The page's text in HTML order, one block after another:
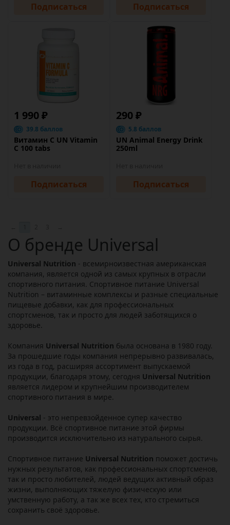
Подписаться Подписаться
1 990 ₽
39.8 баллов
Витамин C UN Vitamin
C 100 tabs
Подписаться
290 ₽
5.8 баллов
UN Animal Energy Drink
250ml
Подписаться
О бренде Universal
Universal Nutrition - всемирноизвестная американская
компания, является одной из самых крупных в отрасли
спортивного питания. Спортивное питание Universal
Nutrition – витаминные комплексы и разные специальные
пищевые добавки, как для профессиональных
спортсменов, так и просто для людей заботящихся о
здоровье.
Компания Universal Nutrition была основана в 1980 году.
За прошедшие годы компания непрерывно развивалась,
из года в год, расширяя ассортимент выпускаемой
продукции, благодаря этому, сегодня Universal Nutrition
является лидером и крупнейшим производителем
спортивного питания в мире.
Universal - это непревзойденное супер качество
продукции. Всё спортивное питание этой фирмы
производится исключительно из натурального сырья.
Спортивное питание Universal Nutrition поможет достичь
нужных результатов, как профессиональных спортсменов,
так и просто любителей, людей ведущих активный образ
жизни, выполняющих тяжелую физическую или
умственную работу, а так же всех тех, кто стремиться
сохранить своё здоровье.